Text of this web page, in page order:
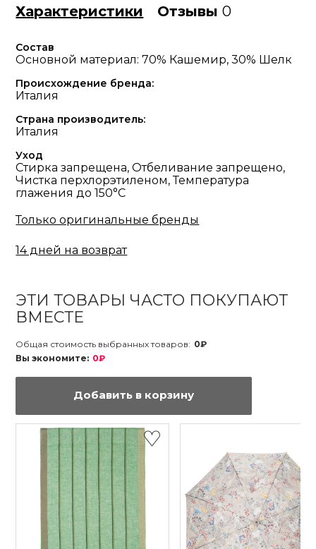
Характеристики Отзывы0
Состав
Основной материал: 70% Кашемир, 30% Шелк
Происхождение бренда:
Италия
Страна производитель:
Италия
Уход
Стирка запрещена, Отбеливание запрещено,
Чистка перхлорэтиленом, Температура
глажения до 150°С
Только оригинальные бренды
14 дней на возврат
ЭТИ ТОВАРЫ ЧАСТО ПОКУПАЮТ
ВМЕСТЕ
Общая стоимость выбранных товаров: 0₽
Вы экономите: 0₽
Добавить в корзину